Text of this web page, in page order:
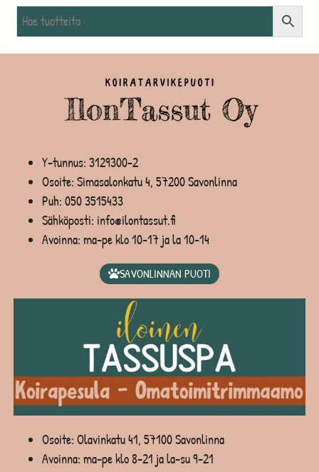
Y-tunnus: 3129300-2
Osoite: Simasalonkatu 4, 57200 Savonlinna
Puh: 050 3515433
Sähköposti: info@ilontassut.fi
Avoinna: ma-pe klo 10-17 ja la 10-14
SAVONLINNAN PUOTI
Osoite: Olavinkatu 41, 57100 Savonlinna
Avoinna: ma-pe klo 8-21 ja la-su 9-21